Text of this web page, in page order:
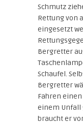
Schmutz
Rettung von
eingesetzt
Bergretter
Schaufel.
Bergretter
Fahren
einem Unfall
braucht er